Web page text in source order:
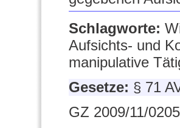
Schlagworte:
Aufsichts- und
manipulative
Gesetze: § 71
GZ 2009/11/